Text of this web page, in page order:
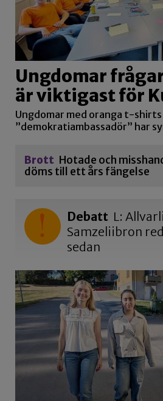
Ungdomar
är viktigast för
Ungdomar med oranga t-
”demokratiambassadör” har
Brott Hotade och
döms till ett års fängelse
Debatt L:
Samzeliibron
sedan